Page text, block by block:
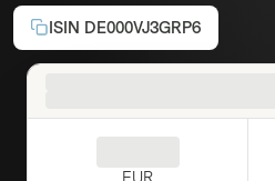
ISIN DE000VJ3GRP6